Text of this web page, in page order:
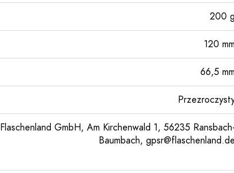
200 g
120 mm
66,5 mm
Flaschenland GmbH, Am Kirchenwald 1, 56235 Ransbach-
Baumbach, gpsr@flaschenland.de